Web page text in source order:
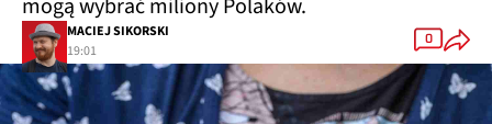
mogą wybrać miliony Polaków.
MACIEJ SIKORSKI
19:01
0